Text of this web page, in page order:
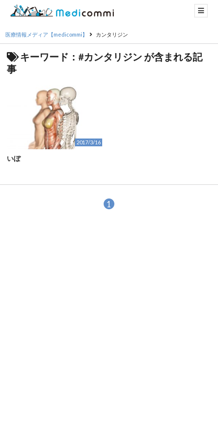
医療情報メディア【medicommi】 カンタリジン
キーワード：#カンタリジン が含まれる記
事
2017/3/16
いぼ
1